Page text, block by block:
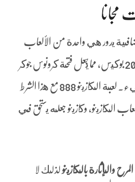
مجانا
اضافية يدور هي واحدة من الألعاب
مكافأة الأكثر ربحا عبر 2023 بوكيس، مما يجعل فتحة كرونوس جوكر
تبدو مستقبلية بعض الشيء. لعبة الكازينو 888 مع هذا الشرط
الكازينو، وكازينو جعله يستحق في
والإثارة بالكازينو لذلك لا